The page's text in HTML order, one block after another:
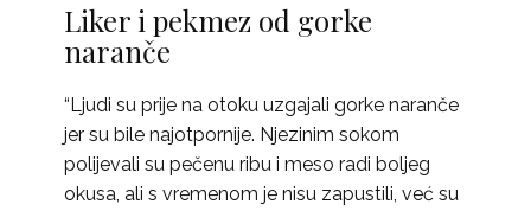
Liker i pekmez od gorke
naranče
“Ljudi su prije na otoku uzgajali gorke naranče
jer su bile najotpornije. Njezinim sokom
polijevali su pečenu ribu i meso radi boljeg
okusa, ali s vremenom je nisu zapustili, već su